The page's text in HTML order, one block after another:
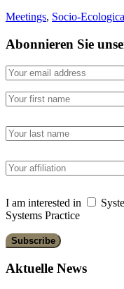
Meetings, Socio-
Abonnieren Sie
I am interested in
Systems Practice
Aktuelle News